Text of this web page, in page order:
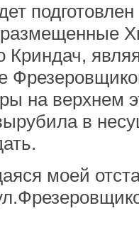
Криндач,
на верхнем
в
моей